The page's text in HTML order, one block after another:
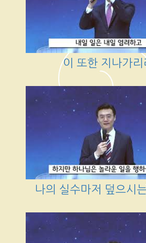
이 또한 지나가리
나의 실수마저 덮으시